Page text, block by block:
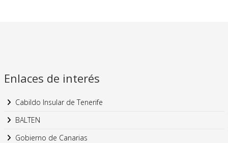
Enlaces de interés
Cabildo Insular de Tenerife
BALTEN
Gobierno de Canarias